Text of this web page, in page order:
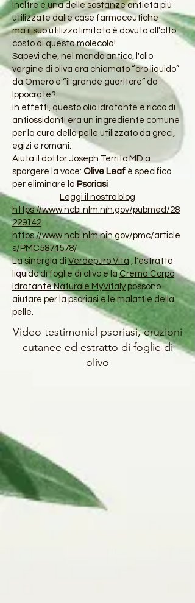
Inoltre è una delle sostanze antietà più
utilizzate dalle case farmaceutiche
ma il suo utilizzo limitato è dovuto all'alto
costo di questa molecola!
Sapevi che, nel mondo antico, l'olio
vergine di oliva era chiamato “oro liquido”
da Omero e “il grande guaritore” da
Ippocrate?
In effetti, questo olio idratante e ricco di
antiossidanti era un ingrediente comune
per la cura della pelle utilizzato da greci,
egizi e romani.
Aiuta il dottor Joseph Territo MD a
spargere la voce: Olive Leaf è specifico
per eliminare la Psoriasi
Leggi il nostro blog
https://www.ncbi.nlm.nih.gov/pubmed/28
229142
https://www.ncbi.nlm.nih.gov/pmc/article
s/PMC5874578/
La sinergia di Verdepuro Vita , l'estratto
liquido di foglie di olivo e laCrema Corpo
Idratante Naturale MyVitalypossono
aiutare per la psoriasi e le malattie della
pelle.
Video testimonial psoriasi, eruzioni
cutanee ed estratto di foglie di
olivo